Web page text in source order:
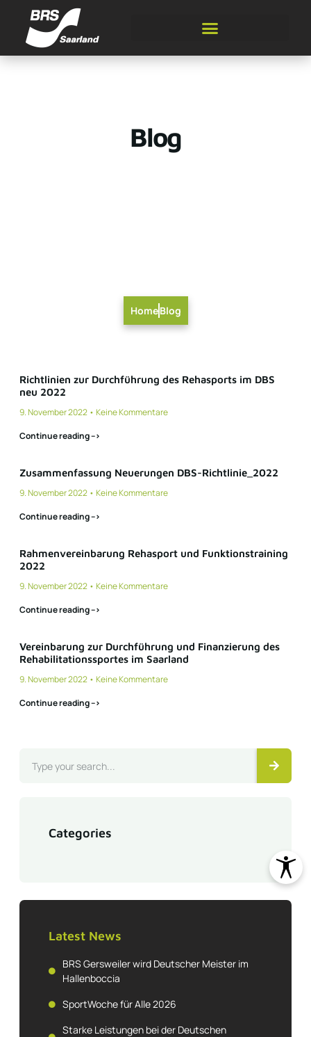
Blog
HomeBlog
Richtlinien zur Durchführung des Rehasports im DBS
neu 2022
9. November 2022
Keine Kommentare
Continue reading -->
Zusammenfassung Neuerungen DBS-Richtlinie_2022
9. November 2022
Keine Kommentare
Continue reading -->
Rahmenvereinbarung Rehasport und Funktionstraining
2022
9. November 2022
Keine Kommentare
Continue reading -->
Vereinbarung zur Durchführung und Finanzierung des
Rehabilitationssportes im Saarland
9. November 2022
Keine Kommentare
Continue reading -->
Categories
Latest News
BRS Gersweiler wird Deutscher Meister im
Hallenboccia
SportWoche für Alle 2026
Starke Leistungen bei der Deutschen